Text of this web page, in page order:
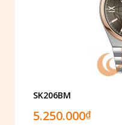
SK206BM
5.250.000₫